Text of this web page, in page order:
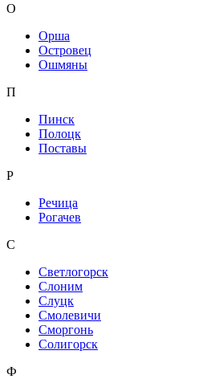
О
Орша
Островец
Ошмяны
П
Пинск
Полоцк
Поставы
Р
Речица
Рогачев
С
Светлогорск
Слоним
Слуцк
Смолевичи
Сморгонь
Солигорск
Ф